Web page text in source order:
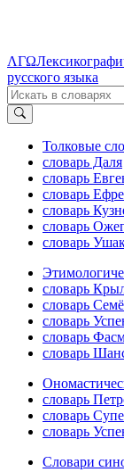
ΛΓΩ
русского языка
Толковые
словарь Даля
словарь
словарь
словарь
словарь
словарь
словарь
словарь
словарь
словарь
словарь
словарь
словарь
словарь
Словари